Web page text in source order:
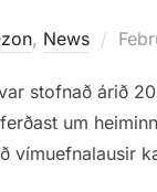
, News
stofnað
um